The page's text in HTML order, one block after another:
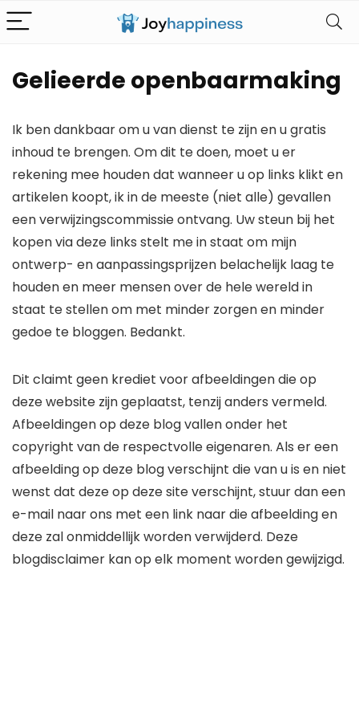
Gelieerde openbaarmaking
Ik ben dankbaar om u van dienst te zijn en u gratis
inhoud te brengen. Om dit te doen, moet u er
rekening mee houden dat wanneer u op links klikt en
artikelen koopt, ik in de meeste (niet alle) gevallen
een verwijzingscommissie ontvang. Uw steun bij het
kopen via deze links stelt me in staat om mijn
ontwerp- en aanpassingsprijzen belachelijk laag te
houden en meer mensen over de hele wereld in
staat te stellen om met minder zorgen en minder
gedoe te bloggen. Bedankt.
Dit claimt geen krediet voor afbeeldingen die op
deze website zijn geplaatst, tenzij anders vermeld.
Afbeeldingen op deze blog vallen onder het
copyright van de respectvolle eigenaren. Als er een
afbeelding op deze blog verschijnt die van u is en niet
wenst dat deze op deze site verschijnt, stuur dan een
e-mail naar ons met een link naar die afbeelding en
deze zal onmiddellijk worden verwijderd. Deze
blogdisclaimer kan op elk moment worden gewijzigd.